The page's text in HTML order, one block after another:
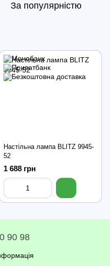
За популярністю
Настільна лампа BLITZ 9945-
52
1 688 грн
90 98